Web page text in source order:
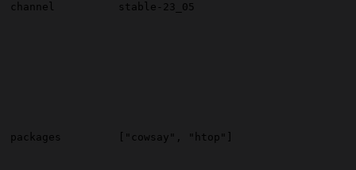
channel stable-23_05
packages ["cowsay", "htop"]